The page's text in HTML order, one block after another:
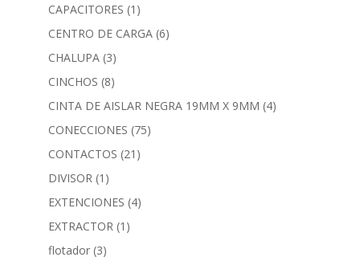
CAPACITORES (1)
CENTRO DE CARGA (6)
CHALUPA (3)
CINCHOS (8)
CINTA DE AISLAR NEGRA 19MM X 9MM (4)
CONECCIONES (75)
CONTACTOS (21)
DIVISOR (1)
EXTENCIONES (4)
EXTRACTOR (1)
flotador (3)